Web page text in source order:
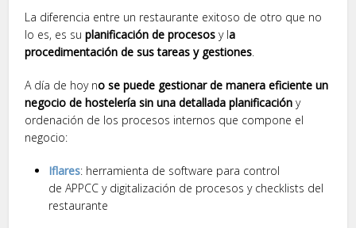
La diferencia entre un restaurante exitoso de otro que no
lo es, es suplanificación de procesosy la
procedimentación de sus tareas y gestiones.
A día de hoy no se puede gestionar de manera eficiente un
negocio de hostelería sin una detallada planificacióny
ordenación de los procesos internos que compone el
negocio:
Iflares: herramienta de software para control
de APPCC y digitalización de procesos y checklists del
restaurante